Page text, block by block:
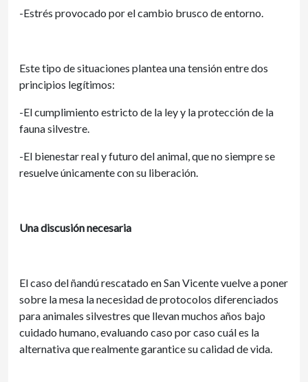
-Estrés provocado por el cambio brusco de entorno.
Este tipo de situaciones plantea una tensión entre dos
principios legítimos:
-El cumplimiento estricto de la ley y la protección de la
fauna silvestre.
-El bienestar real y futuro del animal, que no siempre se
resuelve únicamente con su liberación.
Una discusión necesaria
El caso del ñandú rescatado en San Vicente vuelve a poner
sobre la mesa la necesidad de protocolos diferenciados
para animales silvestres que llevan muchos años bajo
cuidado humano, evaluando caso por caso cuál es la
alternativa que realmente garantice su calidad de vida.